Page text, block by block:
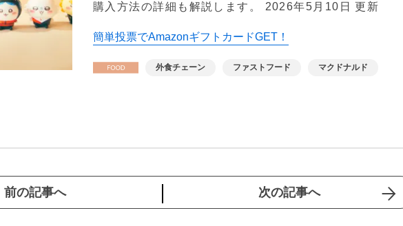
購入方法の詳細も解説します。 2026年5月10日 更新
簡単投票でAmazonギフトカードGET！
外食チェーン ファストフード マクドナルド
前の記事へ 次の記事へ